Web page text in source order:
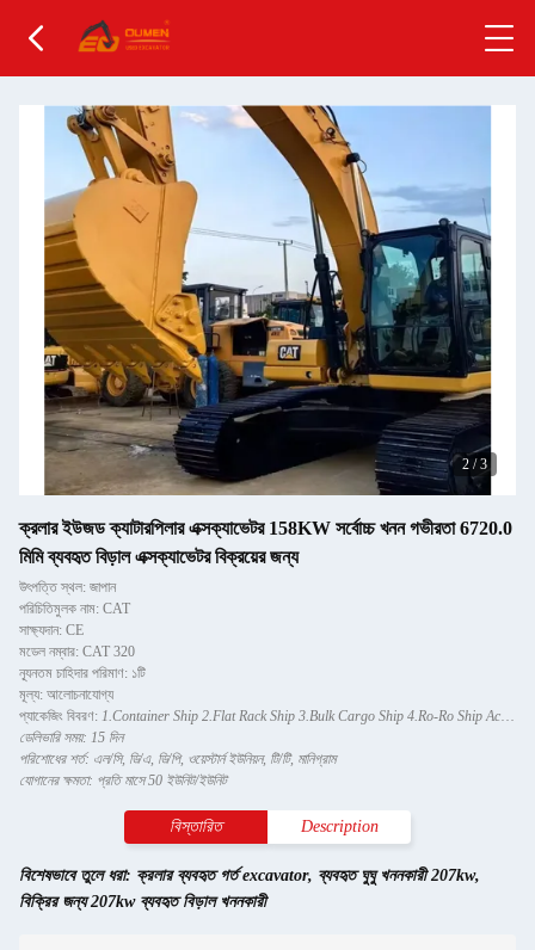
2 /3
ক্রলার ইউজড ক্যাটারপিলার এক্সক্যাভেটর 158KW সর্বোচ্চ খনন গভীরতা 6720.0
মিমি ব্যবহৃত বিড়াল এক্সক্যাভেটর বিক্রয়ের জন্য
উৎপত্তি স্থল: জাপান
পরিচিতিমুলক নাম: CAT
সাক্ষ্যদান: CE
মডেল নম্বার: CAT 320
ন্যূনতম চাহিদার পরিমাণ: ১টি
মূল্য: আলোচনাযোগ্য
প্যাকেজিং বিবরণ: 1.Container Ship 2.Flat Rack Ship 3.Bulk Cargo Ship 4.Ro-Ro Ship According to different models, a
ডেলিভারি সময়: 15 দিন
পরিশোধের শর্ত: এল/সি, ডি/এ, ডি/পি, ওয়েস্টার্ন ইউনিয়ন, টি/টি, মানিগ্রাম
যোগানের ক্ষমতা: প্রতি মাসে 50 ইউনিট/ইউনিট
বিস্তারিত Description
বিশেষভাবে তুলে ধরা: ক্রলার ব্যবহৃত গর্ত excavator, ব্যবহৃত ঘুঘু খননকারী 207kw,
বিক্রির জন্য 207kw ব্যবহৃত বিড়াল খননকারী